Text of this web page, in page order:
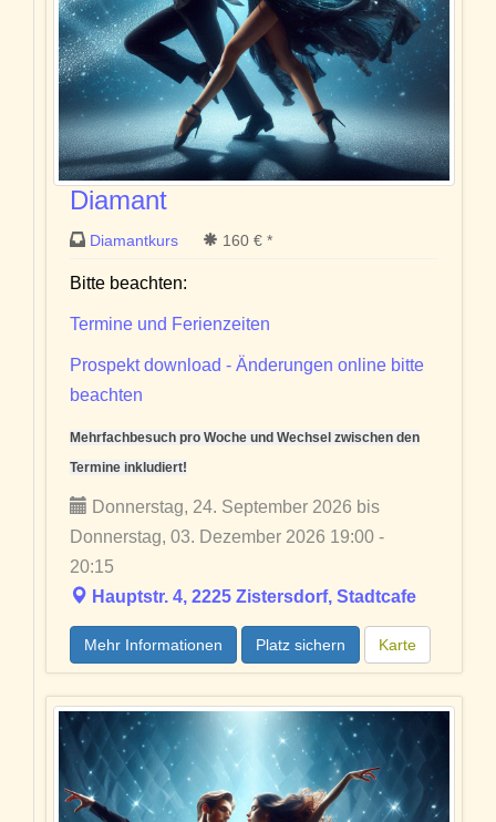
Diamant
Diamantkurs 160 € *
Bitte beachten:
Termine und Ferienzeiten
Prospekt download - Änderungen online bitte
beachten
Mehrfachbesuch pro Woche und Wechsel zwischen den
Termine inkludiert!
Donnerstag, 24. September 2026 bis
Donnerstag, 03. Dezember 2026 19:00 -
20:15
Hauptstr. 4, 2225 Zistersdorf, Stadtcafe
Mehr Informationen Platz sichern Karte